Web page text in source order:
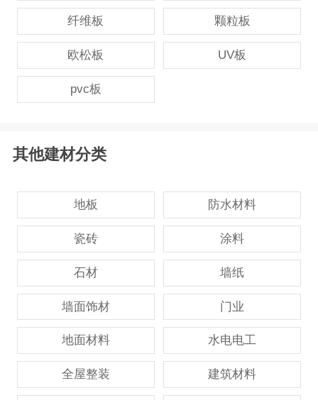
纤维板 颗粒板
欧松板 UV板
pvc板
其他建材分类
地板 防水材料
瓷砖 涂料
石材 墙纸
墙面饰材 门业
地面材料 水电电工
全屋整装 建筑材料